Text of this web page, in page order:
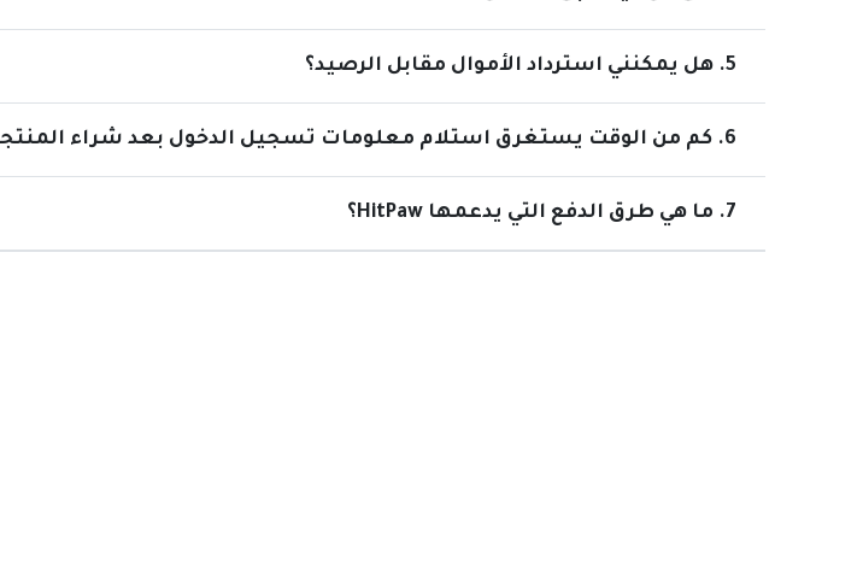
5. هل يمكنني استرداد الأموال مقابل الرصيد؟
6. كم من الوقت يستغرق استلام معلومات تسجيل الدخول بعد شراء المنتجات؟
7. ما هي طرق الدفع التي يدعمها HitPaw؟